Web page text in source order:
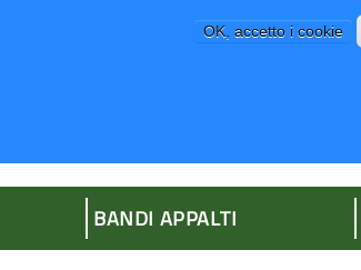
OK, accetto i cookie
BANDI APPALTI